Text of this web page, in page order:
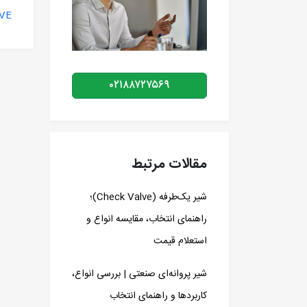
۰۲۱۸۸۷۲۷۵۶۹
مقالات مرتبط
شیر یک‌طرفه (Check Valve)؛
راهنمای انتخاب، مقایسه انواع و
استعلام قیمت
شیر پروانه‌ای صنعتی | بررسی انواع،
کاربردها و راهنمای انتخاب